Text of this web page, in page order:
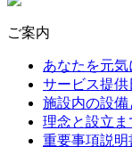
ご案内
あなたを元
サービス提供
施設内の設備
理念と設立
重要事項説明